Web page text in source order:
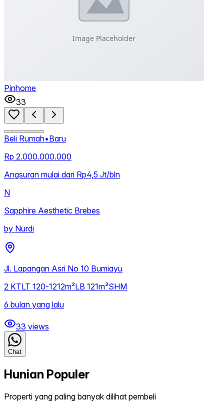
Pinhome
33
Beli Rumah•Baru
Rp 2.000.000.000
Angsuran mulai dari Rp4,5 Jt/bln
N
Sapphire Aesthetic Brebes
by Nurdi
Jl. Lapangan Asri No 10 Bumiayu
2 KTLT 120-1212m²LB 121m²SHM
6 bulan yang lalu
33 views
Chat
Hunian Populer
Properti yang paling banyak dilihat pembeli